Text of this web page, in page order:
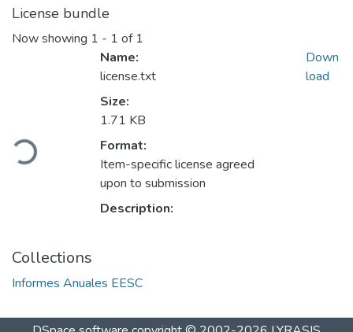
License bundle
Now showing 1 - 1 of 1
Name:
license.txt
Size:
1.71 KB
Format:
Item-specific license agreed
upon to submission
Description:
Down
load
Collections
Informes Anuales EESC